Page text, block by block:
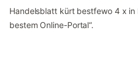
Handelsblatt kürt bestfewo 4 x in
bestem Online-Portal“.